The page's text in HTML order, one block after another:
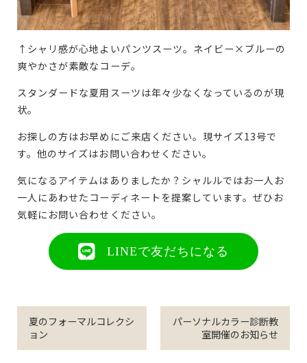
↑シャリ感が心地よいパンツスーツ。ネイビー×ブルーの
爽やかさが素敵なコーデ。
スタンダードな夏用スーツは年々少なくなっているのが現
状。
お探しの方はお早めにご来店ください。現サイズ13号で
す。他のサイズはお問い合わせください。
気になるアイテムはありましたか？シャルルではお一人お
一人にあわせたコーディネートを提案しています。ぜひお
気軽にお問い合わせください。
LINEで友だちになる
夏のフォーマルコレクシ
ョン
パーソナルカラー診断教
室開催のお知らせ